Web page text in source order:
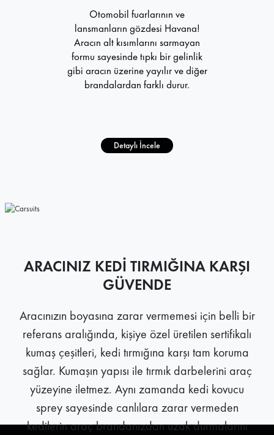
Otomobil fuarlarının ve
lansmanların gözdesi Havana!
Aracın alt kısımlarını sarmayan
formu sayesinde tıpkı bir gelinlik
gibi aracın üzerine yayılır ve diğer
brandalardan farklı durur.
Detaylı İncele
ARACINIZ KEDİ TIRMIĞINA KARŞI
GÜVENDE
Aracınızın boyasına zarar vermemesi için belli bir
referans aralığında, kişiye özel üretilen sertifikalı
kumaş çeşitleri, kedi tırmığına karşı tam koruma
sağlar. Kumaşın yapısı ile tırmık darbelerini araç
yüzeyine iletmez. Aynı zamanda kedi kovucu
sprey sayesinde canlılara zarar vermeden
kedilerin araç brandanızdan uzak durmalarını